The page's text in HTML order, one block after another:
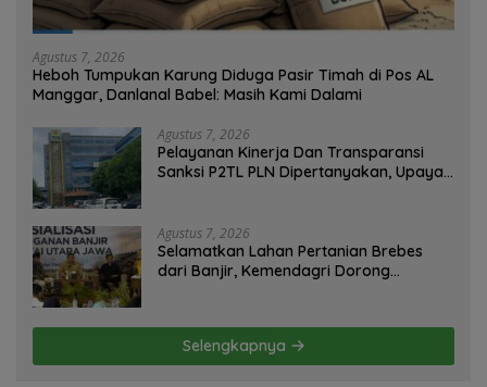
Agustus 7, 2026
Heboh Tumpukan Karung Diduga Pasir Timah di Pos AL
Manggar, Danlanal Babel: Masih Kami Dalami
Agustus 7, 2026
Pelayanan Kinerja Dan Transparansi
Sanksi P2TL PLN Dipertanyakan, Upaya
Agustus 7, 2026
Selamatkan Lahan Pertanian Brebes
dari Banjir, Kemendagri Dorong
Selengkapnya